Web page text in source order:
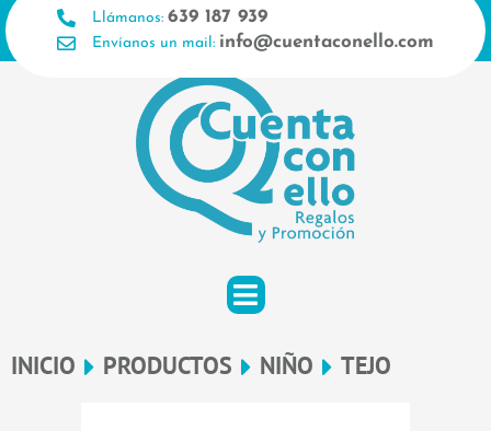
Ir
al
contenido
Llámanos: 639 187 939
Envíanos un mail: info@cuentaconello.com
INICIO PRODUCTOS NIÑO TEJO